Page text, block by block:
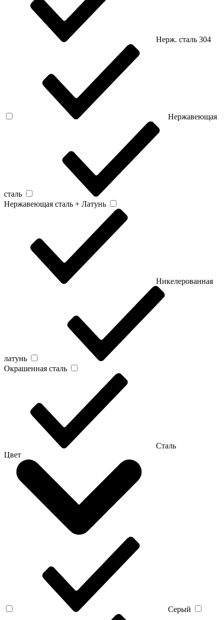
Нерж. сталь 304
Нержавеющая
сталь
Нержавеющая сталь + Латунь
Никелерованная
латунь
Окрашенная сталь
Сталь
Цвет
Серый